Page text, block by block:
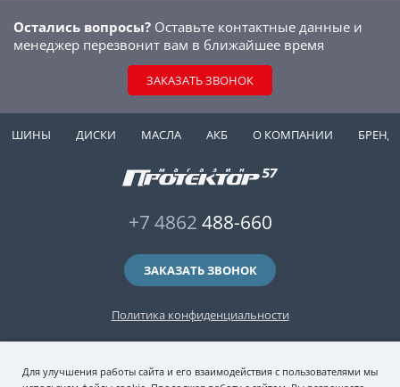
Остались вопросы? Оставьте контактные данные и
менеджер перезвонит вам в ближайшее время
ЗАКАЗАТЬ ЗВОНОК
ШИНЫ ДИСКИ МАСЛА АКБ О КОМПАНИИ
Политика конфиденциальности
+7 4862 488-660
ЗАКАЗАТЬ ЗВОНОК
2006-2026 © интернет-магазин "Протектор 57" — автомобильные шины
(зимние и летние шины), колесные диски, шиномонтаж и хранение шин.
Для улучшения работы сайта и его взаимодействия с пользователями мы